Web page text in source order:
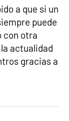
a que si un
puede
con otra
actualidad
gracias a